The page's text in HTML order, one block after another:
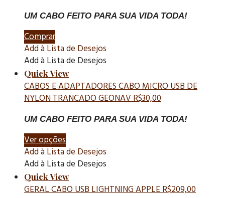
UM CABO FEITO PARA SUA VIDA TODA!
Comprar
Add à Lista de Desejos
Add à Lista de Desejos
Quick View
CABOS E ADAPTADORESCABO MICRO USB DE
NYLON TRANCADO GEONAVR$30,00
UM CABO FEITO PARA SUA VIDA TODA!
Ver opções
Add à Lista de Desejos
Add à Lista de Desejos
Quick View
GERALCABO USB LIGHTNING APPLER$209,00